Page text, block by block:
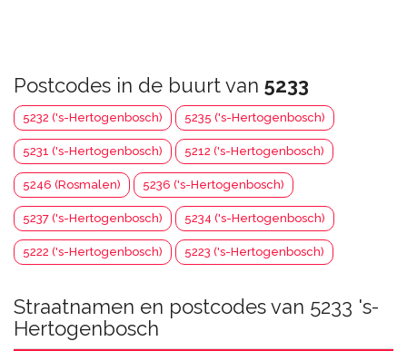
Postcodes in de buurt van 5233
5232 ('s-Hertogenbosch) 5235 ('s-Hertogenbosch)
5231 ('s-Hertogenbosch) 5212 ('s-Hertogenbosch)
5246 (Rosmalen) 5236 ('s-Hertogenbosch)
5237 ('s-Hertogenbosch) 5234 ('s-Hertogenbosch)
5222 ('s-Hertogenbosch) 5223 ('s-Hertogenbosch)
Straatnamen en postcodes van 5233 's-
Hertogenbosch